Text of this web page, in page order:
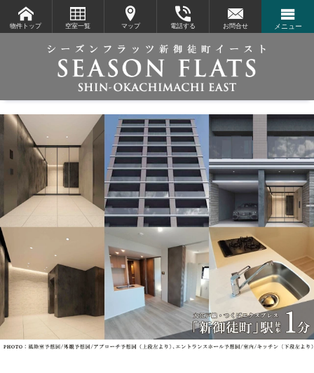
物件トップ 空室一覧 マップ 電話する お問合せ メニュー